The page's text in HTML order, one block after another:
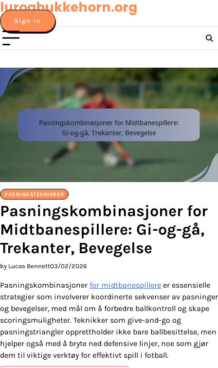
Skip
to
content
lurogbukkehorn.org
Sign In
PASNINGSTEKNIKKER
Pasningskombinasjoner for
Midtbanespillere: Gi-og-gå,
Trekanter, Bevegelse
by Lucas Bennett03/02/2026
Pasningskombinasjoner for midtbanespillere er essensielle
strategier som involverer koordinerte sekvenser av pasninger
og bevegelser, med mål om å forbedre ballkontroll og skape
scoringsmuligheter. Teknikker som give-and-go og
pasningstriangler opprettholder ikke bare ballbesittelse, men
hjelper også med å bryte ned defensive linjer, noe som gjør
dem til viktige verktøy for effektivt spill i fotball.